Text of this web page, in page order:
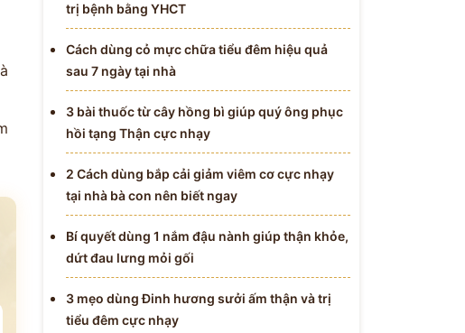
trị bệnh bằng YHCT
Cách dùng cỏ mực chữa tiểu đêm hiệu quả
sau 7 ngày tại nhà
3 bài thuốc từ cây hồng bì giúp quý ông phục
hồi tạng Thận cực nhạy
2 Cách dùng bắp cải giảm viêm cơ cực nhạy
tại nhà bà con nên biết ngay
Bí quyết dùng 1 nắm đậu nành giúp thận khỏe,
dứt đau lưng mỏi gối
3 mẹo dùng Đinh hương sưởi ấm thận và trị
tiểu đêm cực nhạy